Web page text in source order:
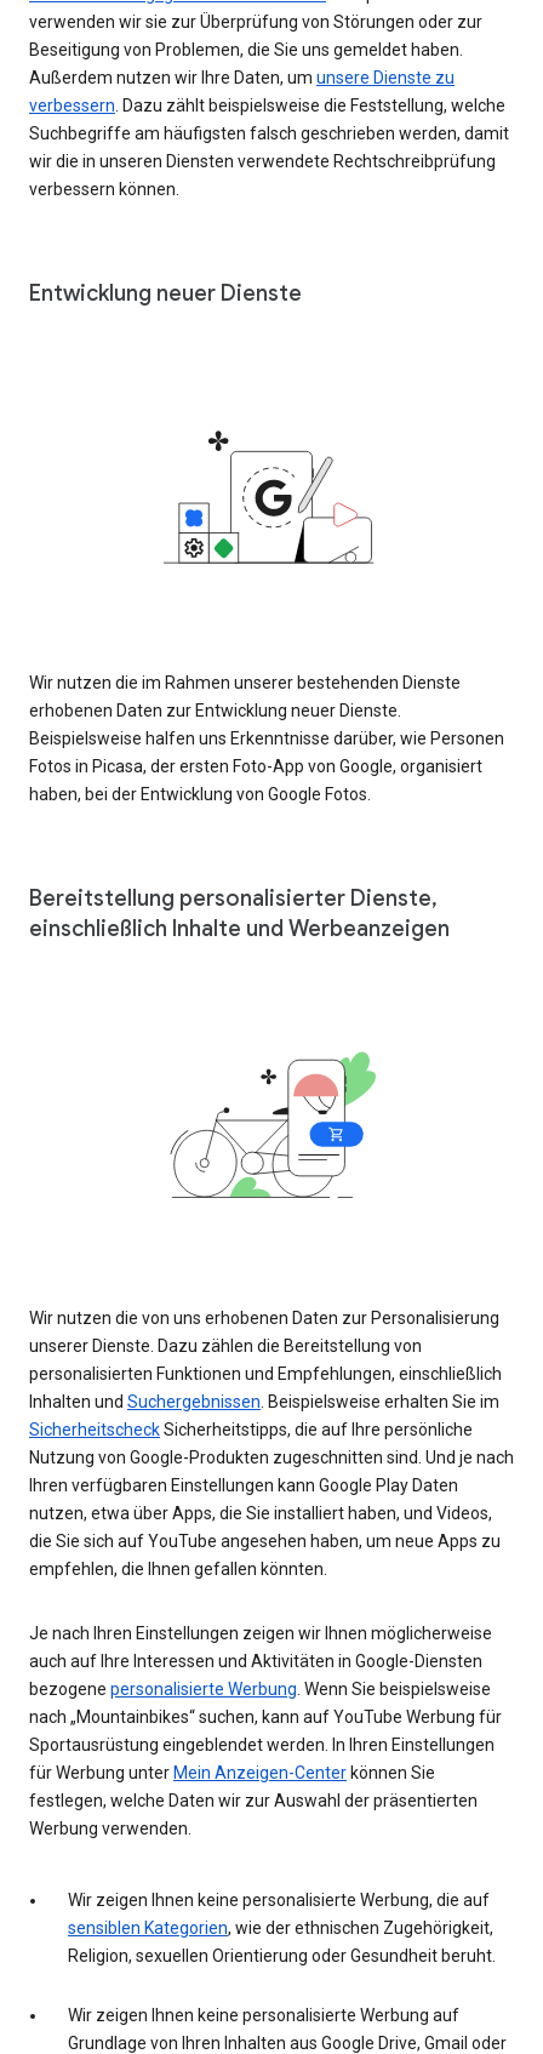
verwenden wir sie zur Überprüfung von Störungen oder zur
Beseitigung von Problemen, die Sie uns gemeldet haben.
Außerdem nutzen wir Ihre Daten, um unsere Dienste zu
verbessern . Dazu zählt beispielsweise die Feststellung, welche
Suchbegriffe am häufigsten falsch geschrieben werden, damit
wir die in unseren Diensten verwendete Rechtschreibprüfung
verbessern können.
Entwicklung neuer Dienste
Wir nutzen die im Rahmen unserer bestehenden Dienste
erhobenen Daten zur Entwicklung neuer Dienste.
Beispielsweise halfen uns Erkenntnisse darüber, wie Personen
Fotos in Picasa, der ersten Foto-App von Google, organisiert
haben, bei der Entwicklung von Google Fotos.
Bereitstellung personalisierter Dienste,
einschließlich Inhalte und Werbeanzeigen
Wir nutzen die von uns erhobenen Daten zur Personalisierung
unserer Dienste. Dazu zählen die Bereitstellung von
personalisierten Funktionen und Empfehlungen, einschließlich
Inhalten und Suchergebnissen . Beispielsweise erhalten Sie im
SicherheitscheckSicherheitstipps, die auf Ihre persönliche
Nutzung von Google-Produkten zugeschnitten sind. Und je nach
Ihren verfügbaren Einstellungen kann Google Play Daten
nutzen, etwa über Apps, die Sie installiert haben, und Videos,
die Sie sich auf YouTube angesehen haben, um neue Apps zu
empfehlen, die Ihnen gefallen könnten.
Je nach Ihren Einstellungen zeigen wir Ihnen möglicherweise
auch auf Ihre Interessen und Aktivitäten in Google-Diensten
bezogene personalisierte Werbung . Wenn Sie beispielsweise
nach „Mountainbikes“ suchen, kann auf YouTube Werbung für
Sportausrüstung eingeblendet werden. In Ihren Einstellungen
für Werbung unterMein Anzeigen-Centerkönnen Sie
festlegen, welche Daten wir zur Auswahl der präsentierten
Werbung verwenden.
Wir zeigen Ihnen keine personalisierte Werbung, die auf
sensiblen Kategorien, wie der ethnischen Zugehörigkeit,
Religion, sexuellen Orientierung oder Gesundheit beruht.
Wir zeigen Ihnen keine personalisierte Werbung auf
Grundlage von Ihren Inhalten aus Google Drive, Gmail oder